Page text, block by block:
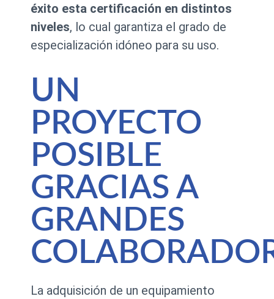
éxito esta certificación en distintos
niveles, lo cual garantiza el grado de
especialización idóneo para su uso.
UN
PROYECTO
POSIBLE
GRACIAS A
GRANDES
La adquisición de un equipamiento